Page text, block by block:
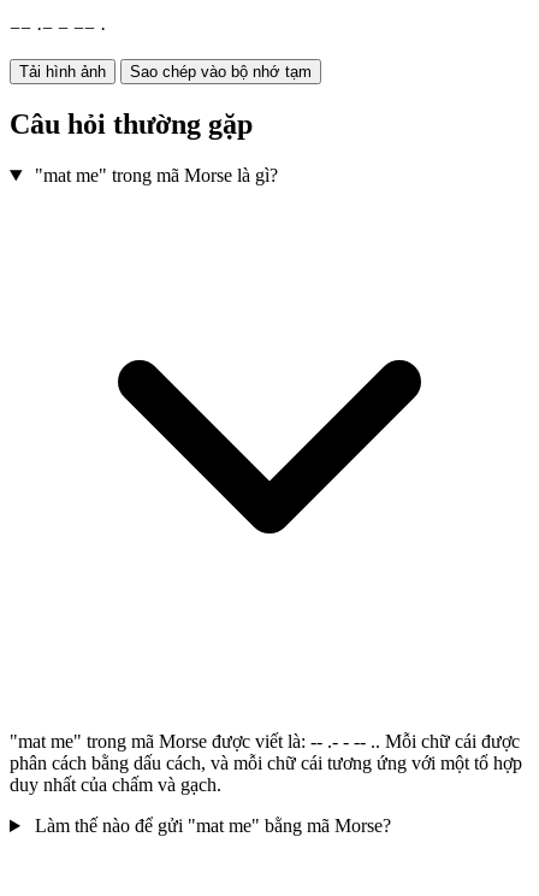
−− ·− − −− ·
Tải hình ảnh Sao chép vào bộ nhớ tạm
Câu hỏi thường gặp
"mat me" trong mã Morse là gì?
"mat me" trong mã Morse được viết là: -- .- - -- .. Mỗi chữ cái được
phân cách bằng dấu cách, và mỗi chữ cái tương ứng với một tổ hợp
duy nhất của chấm và gạch.
Làm thế nào để gửi "mat me" bằng mã Morse?